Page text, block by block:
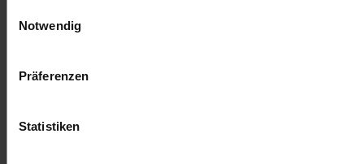
Notwendig
Präferenzen
Statistiken